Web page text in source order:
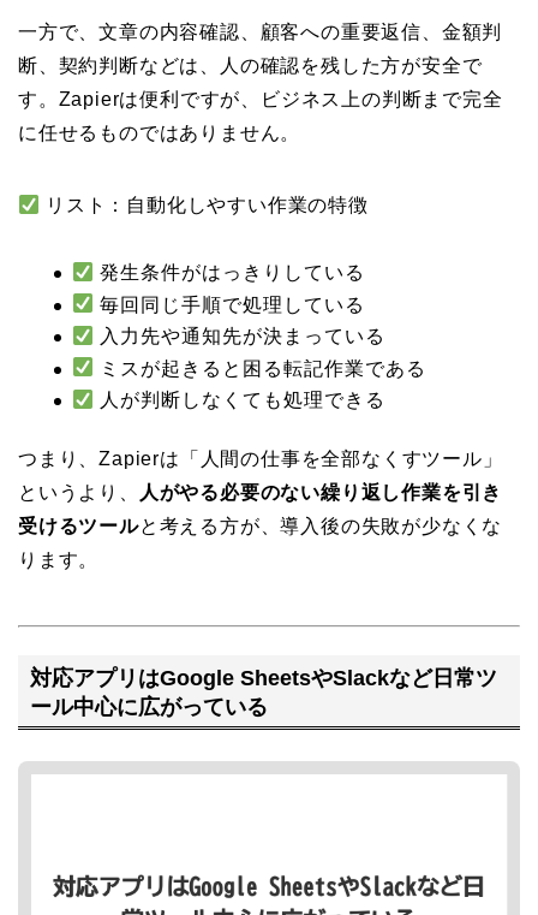
一方で、文章の内容確認、顧客への重要返信、金額判
断、契約判断などは、人の確認を残した方が安全で
す。Zapierは便利ですが、ビジネス上の判断まで完全
に任せるものではありません。
リスト：自動化しやすい作業の特徴
発生条件がはっきりしている
毎回同じ手順で処理している
入力先や通知先が決まっている
ミスが起きると困る転記作業である
人が判断しなくても処理できる
つまり、Zapierは「人間の仕事を全部なくすツール」
というより、
人がやる必要のない繰り返し作業を引き
受けるツールと考える方が、導入後の失敗が少なくな
ります。
対応アプリはGoogle SheetsやSlackなど日常ツ
ール中心に広がっている